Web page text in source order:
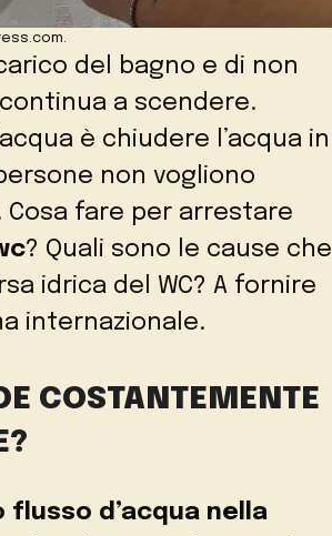
del bagno e di non
a scendere.
è chiudere l’acqua in
non vogliono
fare per arrestare
? Quali sono le cause che
idrica del WC? A fornire
internazionale.
COSTANTEMENTE
d’acqua nella